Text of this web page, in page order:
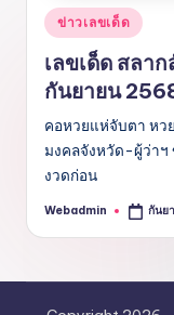
Posted
in
ข่าวเลขเด็ด
เลขเด็ด สลา
กันยายน
คอหวยแห่จับตา หว
มงคลจังหวัด-ผู้ว่าฯ
งวดก่อน
Posted
Webadmin กันย